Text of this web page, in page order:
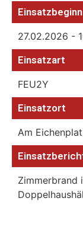
Einsatzbeginn
27.02.2026 -
Einsatzart
FEU2Y
Einsatzort
Am
Zimmerbrand